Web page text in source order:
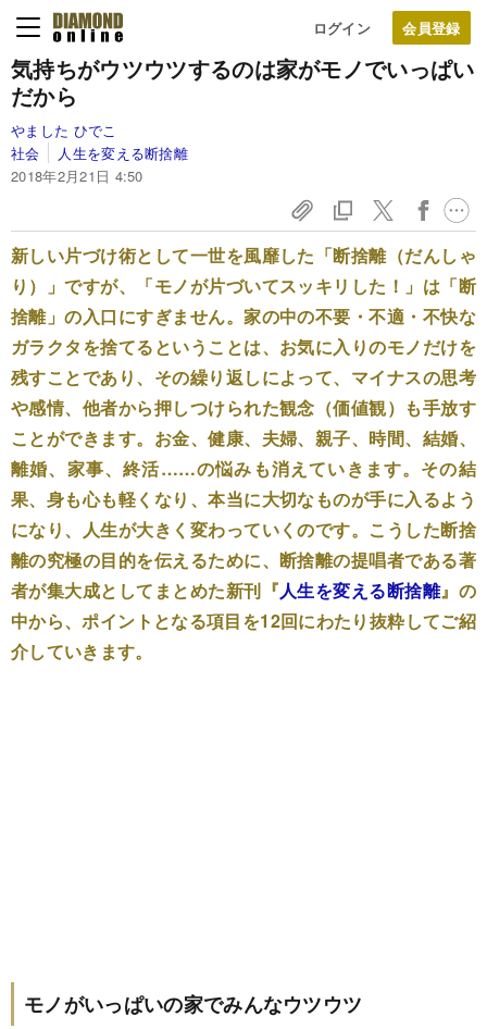
ログイン
気持ちがウツウツするのは家がモノでいっぱい
だから
やました ひでこ
社会
人生を変える断捨離
2018年2月21日 4:50
新しい片づけ術として一世を風靡した「断捨離（だんしゃ
り）」ですが、「モノが片づいてスッキリした！」は「断
捨離」の入口にすぎません。家の中の不要・不適・不快な
ガラクタを捨てるということは、お気に入りのモノだけを
残すことであり、その繰り返しによって、マイナスの思考
や感情、他者から押しつけられた観念（価値観）も手放す
ことができます。お金、健康、夫婦、親子、時間、結婚、
離婚、家事、終活……の悩みも消えていきます。その結
果、身も心も軽くなり、本当に大切なものが手に入るよう
になり、人生が大きく変わっていくのです。こうした断捨
離の究極の目的を伝えるために、断捨離の提唱者である著
者が集大成としてまとめた新刊『人生を変える断捨離』の
中から、ポイントとなる項目を12回にわたり抜粋してご紹
介していきます。
モノがいっぱいの家でみんなウツウツ